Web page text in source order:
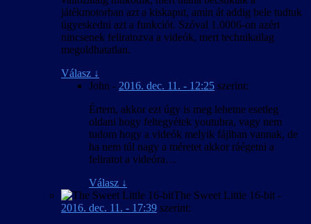
játékmotorban azt a kiskaput, amin át addig bele tudtuk
ügyeskedni azt a funkciót. Szóval 1.0006-on azért
nincsenek feliratozva a videók, mert technikailag
megoldhatatlan.
Válasz ↓
John - 2016. dec. 11. - 12:25 szerint:
Értem, akkor ezt úgy is meg lehetne esetleg
oldani hogy feltegyétek youtubra, vagy nem
tudom hogy a videók melyik fájlban vannak, de
ha nem túl nagy a méretet akkor ráégetni a
feliratot a videóra…
Válasz ↓
The Sweet Little 16-bit -
2016. dec. 11. - 17:39 szerint: